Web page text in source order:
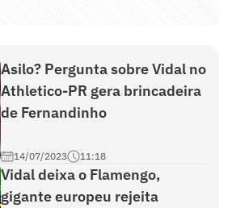
Asilo? Pergunta sobre Vidal no
Athletico-PR gera brincadeira
de Fernandinho
14/07/2023 11:18
Vidal deixa o Flamengo,
gigante europeu rejeita